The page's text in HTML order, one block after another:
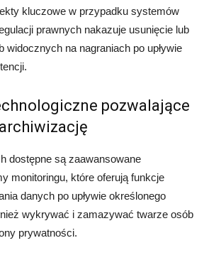
kluczowe w przypadku systemów
prawnych nakazuje usunięcie lub
widocznych na nagraniach po upływie
pozwalające
dostępne są zaawansowane
monitoringu, które oferują funkcje
danych po upływie określonego
wykrywać i zamazywać twarze osób
prywatności.